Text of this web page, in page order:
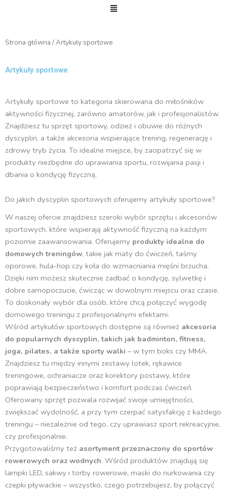
Menu
Strona główna / Artykuły sportowe
Artykuły sportowe
Artykuły sportowe to kategoria skierowana do miłośników
aktywności fizycznej, zarówno amatorów, jak i profesjonalistów.
Znajdziesz tu sprzęt sportowy, odzież i obuwie do różnych
dyscyplin, a także akcesoria wspierające trening, regenerację i
zdrowy tryb życia. To idealne miejsce, by zaopatrzyć się w
produkty niezbędne do uprawiania sportu, rozwijania pasji i
dbania o kondycję fizyczną.
Do jakich dyscyplin sportowych oferujemy artykuły sportowe?
W naszej ofercie znajdziesz szeroki wybór sprzętu i akcesoriów
sportowych, które wspierają aktywność fizyczną na każdym
poziomie zaawansowania. Oferujemy produkty idealne do
domowych treningów, takie jak maty do ćwiczeń, taśmy
oporowe, hula-hop czy koła do wzmacniania mięśni brzucha.
Dzięki nim możesz skutecznie zadbać o kondycję, sylwetkę i
dobre samopoczucie, ćwicząc w dowolnym miejscu oraz czasie.
To doskonały wybór dla osób, które chcą połączyć wygodę
domowego treningu z profesjonalnymi efektami.
Wśród artykułów sportowych dostępne są również akcesoria
do popularnych dyscyplin, takich jak badminton, fitness,
joga, pilates, a także sporty walki – w tym boks czy MMA.
Znajdziesz tu między innymi zestawy lotek, rękawice
treningowe, ochraniacze oraz korektory postawy, które
poprawiają bezpieczeństwo i komfort podczas ćwiczeń.
Oferowany sprzęt pozwala rozwijać swoje umiejętności,
zwiększać wydolność, a przy tym czerpać satysfakcję z każdego
treningu – niezależnie od tego, czy uprawiasz sport rekreacyjnie,
czy profesjonalnie.
Przygotowaliśmy też asortyment przeznaczony do sportów
rowerowych oraz wodnych. Wśród produktów znajdują się
lampki LED, sakwy i torby rowerowe, maski do nurkowania czy
czepki pływackie – wszystko, czego potrzebujesz, by połączyć